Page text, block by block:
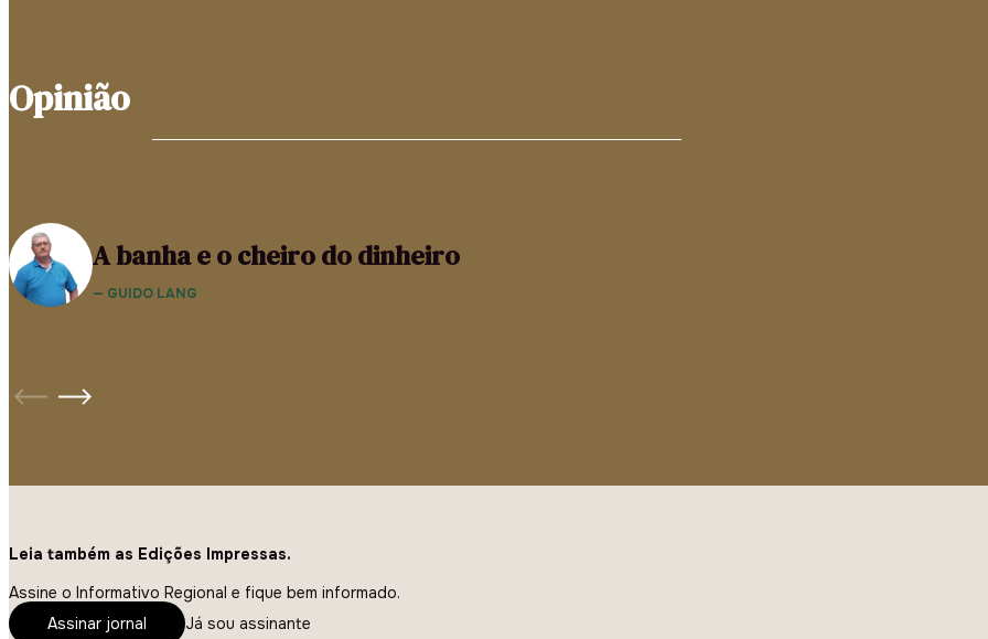
Opinião
A banha e o cheiro do dinheiro
— GUIDO LANG
Leia também as Edições Impressas.
Assine o Informativo Regional e fique bem informado.
Assinar jornal
Já sou assinante